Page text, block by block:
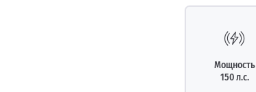
Мощность
150 л.с.